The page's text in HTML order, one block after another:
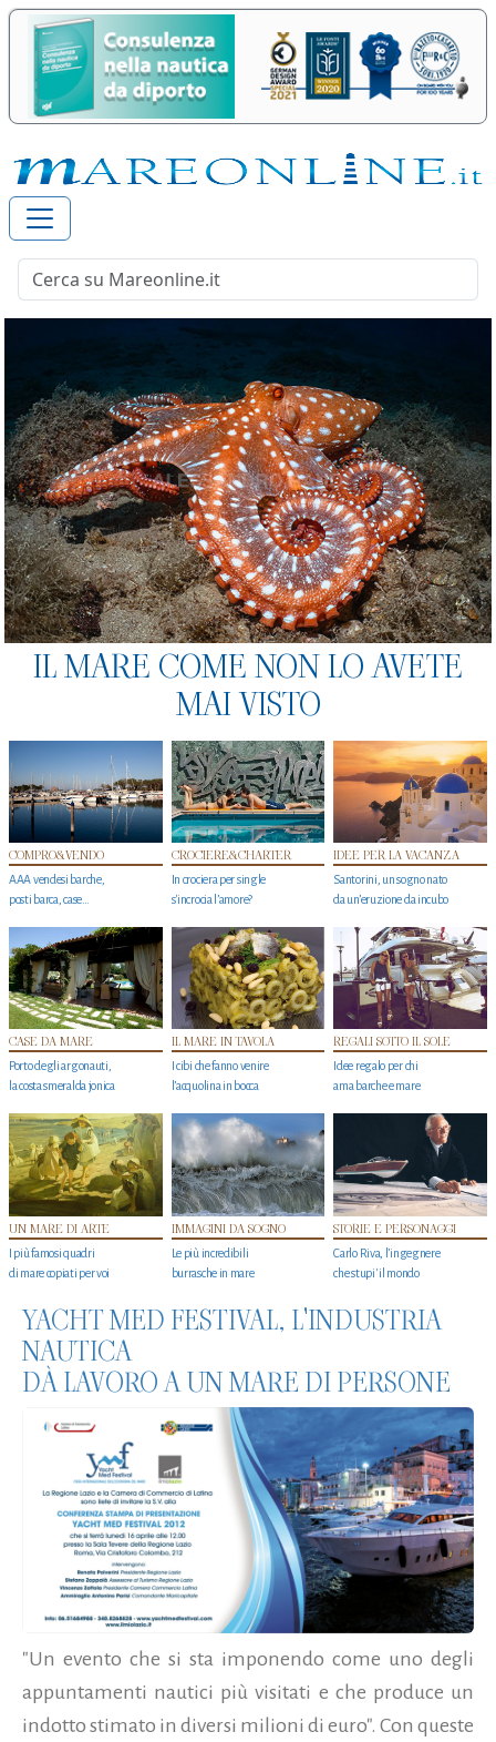
IL MARE COME NON LO AVETE
MAI VISTO
COMPRO&VENDO
AAA vendesi barche,
posti barca, case…
CROCIERE&CHARTER
In crociera per single
s'incrocia l’amore?
IDEE PER LA VACANZA
Santorini, un sogno nato
da un’eruzione da incubo
CASE DA MARE
Porto degli argonauti,
la costa smeralda jonica
IL MARE IN TAVOLA
I cibi che fanno venire
l’acquolina in bocca
REGALI SOTTO IL SOLE
Idee regalo per chi
ama barche e mare
UN MARE DI ARTE
I più famosi quadri
di mare copiati per voi
IMMAGINI DA SOGNO
Le più incredibili
burrasche in mare
STORIE E PERSONAGGI
Carlo Riva, l’ingegnere
che stupi' il mondo
YACHT MED FESTIVAL, L'INDUSTRIA
NAUTICA
DÀ LAVORO A UN MARE DI PERSONE
"Un evento che si sta imponendo come uno degli
appuntamenti nautici più visitati e che produce un
indotto stimato in diversi milioni di euro". Con queste